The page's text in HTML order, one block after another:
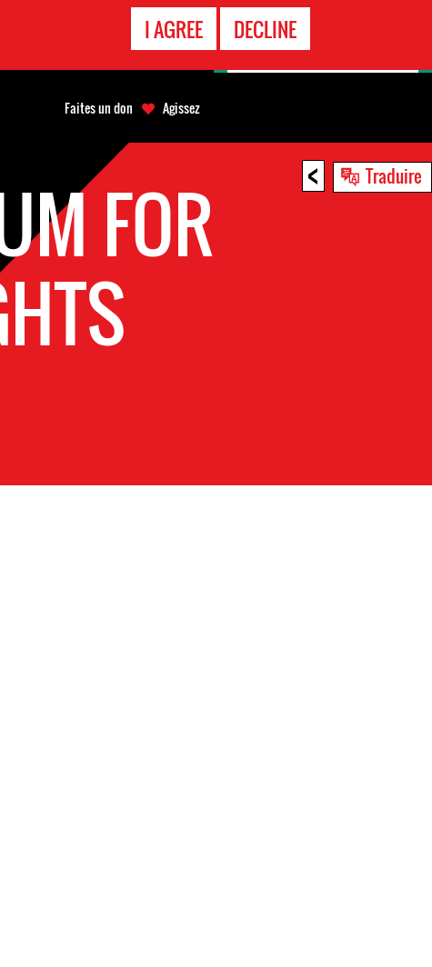
I AGREE DECLINE
< Traduire
FOR
Faites un don Agissez
D'URGENCE